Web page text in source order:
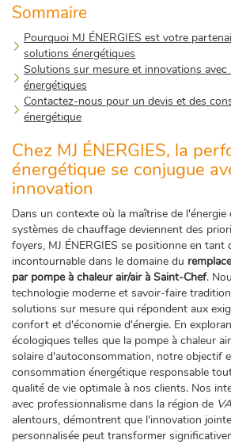
Sommaire
Pourquoi MJ ÉNERGIES est votre
solutions énergétiques
Solutions sur mesure et innovations
énergétiques
Contactez-nous pour un devis et des
énergétique
Chez MJ ÉNERGIES, la
énergétique se conjugue
innovation
Dans un contexte où la maîtrise de
systèmes de chauffage deviennent des
foyers, MJ ÉNERGIES se positionne en tant
incontournable dans le domaine du
par pompe à chaleur air/air à Saint-Chef.
technologie moderne et savoir-faire
solutions sur mesure qui répondent aux
confort et d'économie d'énergie. En
écologiques telles que la pompe à chaleur
solaire d'autoconsommation, notre objectif
consommation énergétique responsable
qualité de vie optimale à nos clients. Nos
avec professionnalisme dans la région de
alentours, démontrent que l'innovation
personnalisée peut transformer